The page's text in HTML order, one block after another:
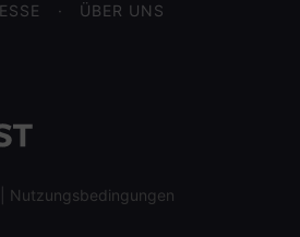
ÜBER UNS
Nutzungsbedingungen